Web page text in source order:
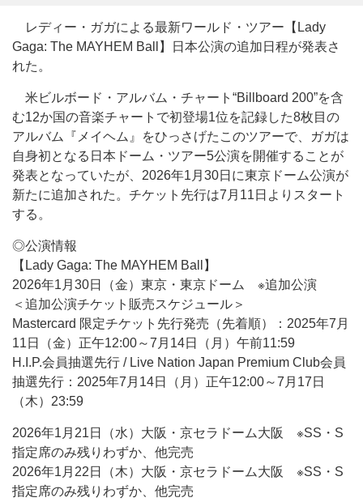
レディー・ガガによる最新ワールド・ツアー【Lady
Gaga: The MAYHEM Ball】日本公演の追加日程が発表さ
れた。
米ビルボード・アルバム・チャート“Billboard 200”を含
む12か国の音楽チャートで初登場1位を記録した8枚目の
アルバム『メイヘム』をひっさげたこのツアーで、ガガは
自身初となる日本ドーム・ツアー5公演を開催することが
発表となっていたが、2026年1月30日に東京ドーム公演が
新たに追加された。チケット先行は7月11日よりスタート
する。
◎公演情報
【Lady Gaga: The MAYHEM Ball】
2026年1月30日（金）東京・東京ドーム ※追加公演
＜追加公演チケット販売スケジュール＞
Mastercard 限定チケット先行発売（先着順）：2025年7月
11日（金）正午12:00～7月14日（月）午前11:59
H.I.P.会員抽選先行 / Live Nation Japan Premium Club会員
抽選先行：2025年7月14日（月）正午12:00～7月17日
（木）23:59
2026年1月21日（水）大阪・京セラドーム大阪 ※SS・S
指定席のみ残りわずか、他完売
2026年1月22日（木）大阪・京セラドーム大阪 ※SS・S
指定席のみ残りわずか、他完売